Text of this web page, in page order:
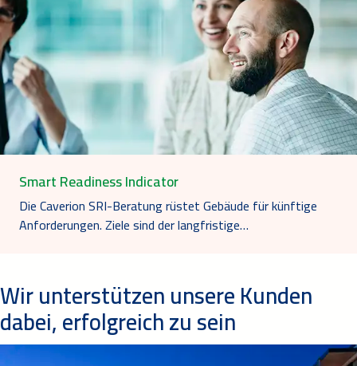
Smart Readiness Indicator
Die Caverion SRI-Beratung rüstet Gebäude für künftige
Anforderungen. Ziele sind der langfristige…
Wir unterstützen unsere Kunden
dabei, erfolgreich zu sein